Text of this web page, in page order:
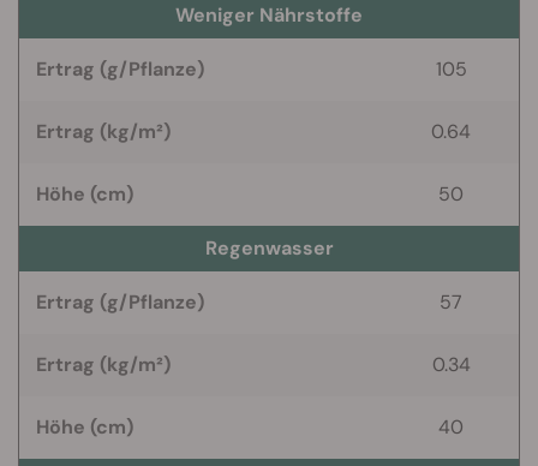
Weniger Nährstoffe
Ertrag (g/Pflanze) 105
Ertrag (kg/m²) 0.64
Höhe (cm) 50
Regenwasser
Ertrag (g/Pflanze) 57
Ertrag (kg/m²) 0.34
Höhe (cm) 40